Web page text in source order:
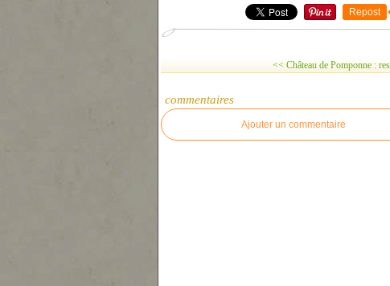
Repost
<< Château de Pomponne :
commentaires
Ajouter un commentaire